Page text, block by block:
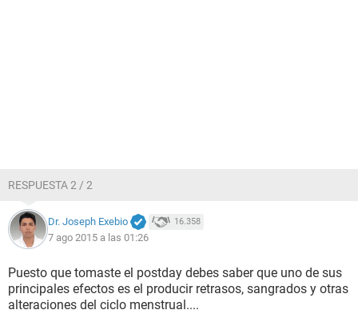
RESPUESTA 2 / 2
Dr. Joseph Exebio 16.358
7 ago 2015 a las 01:26
Puesto que tomaste el postday debes saber que uno de sus
principales efectos es el producir retrasos, sangrados y otras
alteraciones del ciclo menstrual....